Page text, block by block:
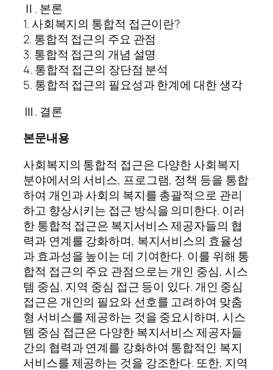
Ⅱ. 본론
1. 사회복지의 통합적 접근이란?
2. 통합적 접근의 주요 관점
3. 통합적 접근의 개념 설명
4. 통합적 접근의 장단점 분석
5. 통합적 접근의 필요성과 한계에 대한 생각
Ⅲ. 결론
본문내용
사회복지의 통합적 접근은 다양한 사회복지
분야에서의 서비스, 프로그램, 정책 등을 통합
하여 개인과 사회의 복지를 총괄적으로 관리
하고 향상시키는 접근 방식을 의미한다. 이러
한 통합적 접근은 복지서비스 제공자들의 협
력과 연계를 강화하며, 복지서비스의 효율성
과 효과성을 높이는 데 기여한다. 이를 위해 통
합적 접근의 주요 관점으로는 개인 중심, 시스
템 중심, 지역 중심 접근 등이 있다. 개인 중심
접근은 개인의 필요와 선호를 고려하여 맞춤
형 서비스를 제공하는 것을 중요시하며, 시스
템 중심 접근은 다양한 복지서비스 제공자들
간의 협력과 연계를 강화하여 통합적인 복지
서비스를 제공하는 것을 강조한다. 또한, 지역